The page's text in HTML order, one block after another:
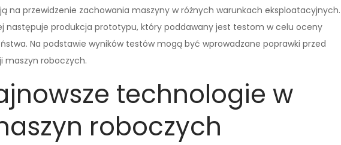
na przewidzenie zachowania maszyny w różnych warunkach eksploatacyjnych.
następuje produkcja prototypu, który poddawany jest testom w celu oceny
Na podstawie wyników testów mogą być wprowadzane poprawki przed
maszyn roboczych.
technologie w
roboczych